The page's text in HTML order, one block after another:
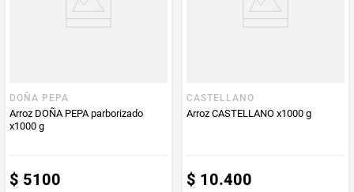
Producto (kg)
DOÑA PEPA
Arroz DOÑA PEPA parborizado
x1000 g
$ 5100
CASTELLANO
Arroz CASTELLANO x1000 g
$ 10.400